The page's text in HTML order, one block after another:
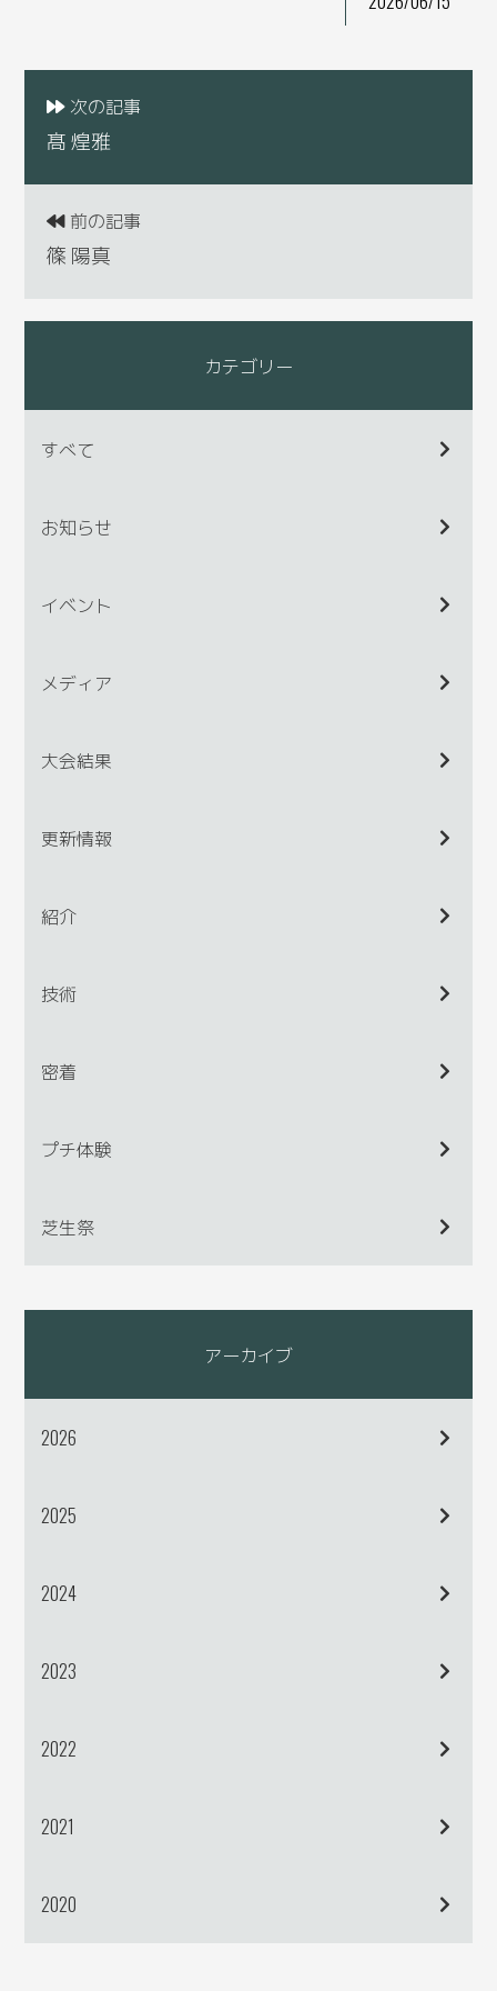
次の記事
髙 煌雅
前の記事
篠 陽真
カテゴリー
すべて
お知らせ
イベント
メディア
大会結果
更新情報
紹介
技術
密着
プチ体験
芝生祭
アーカイブ
2026
2025
2024
2023
2022
2021
2020